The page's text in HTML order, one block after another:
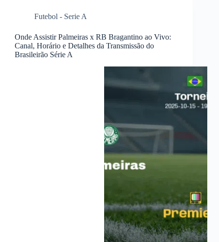
Futebol - Serie A
Onde Assistir Palmeiras x RB Bragantino ao Vivo:
Canal, Horário e Detalhes da Transmissão do
Brasileirão Série A